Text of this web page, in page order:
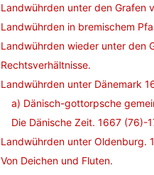
Landwührden unter den Grafen
Landwührden in bremischem
Landwührden wieder unter den
Rechtsverhältnisse.
Landwührden unter Dänemark
a) Dänisch-gottorpsche
Die Dänische Zeit. 1667 (76)-
Landwührden unter Oldenburg.
Von Deichen und Fluten.